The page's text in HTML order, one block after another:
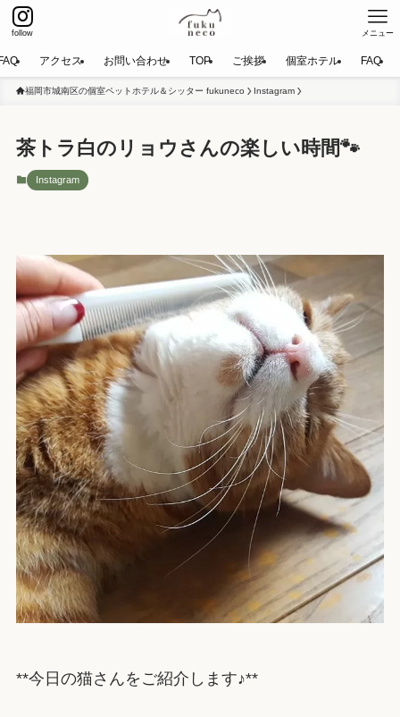
follow メニュー
アクセス お問い合わせ TOP ご挨拶 個室ホテル FAQ
福岡市城南区の個室ペットホテル＆シッター fukuneco Instagram
茶トラ白のリョウさんの楽しい時間🐾
Instagram
**今日の猫さんをご紹介します♪**